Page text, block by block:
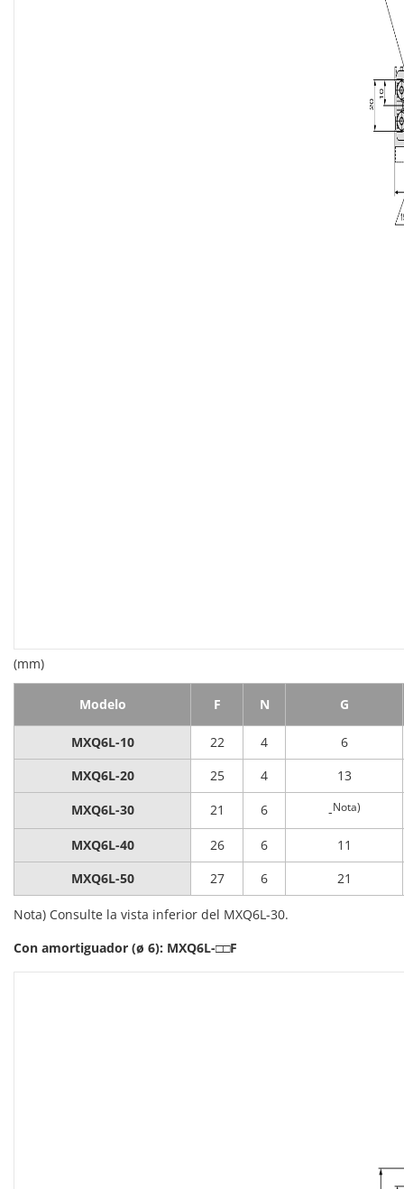
(mm)
Modelo F N G
MXQ6L-10 22 4
6
MXQ6L-20
25 4
13
MXQ6L-30
21 6 -Nota)
MXQ6L-40 26 6
11
MXQ6L-50
27 6 21
Nota) Consulte la vista inferior del MXQ6L-30.
Con amortiguador (ø 6): MXQ6L-□□F